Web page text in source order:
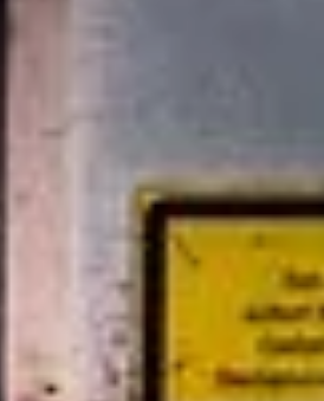
zatrudnieni na jakimkolwiek etacie.